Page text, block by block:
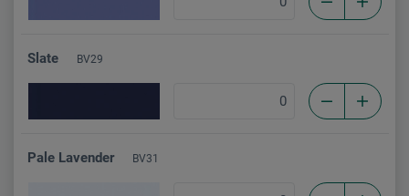
Slate BV29
Pale Lavender BV31